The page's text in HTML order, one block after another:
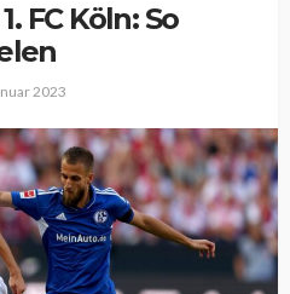
FC Köln: So
2023